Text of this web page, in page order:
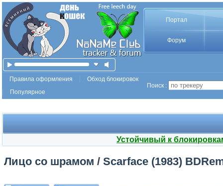
Портал
Форум
Правила оформления
Обход блокировок
Популярное
Поиск :
Устойчивый к
Лицо со шрамом / Scarface (1983)